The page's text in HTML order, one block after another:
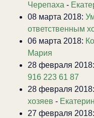
Черепаха -
08 марта 2018:
ответственным
06 марта 2018:
Мария
28 февраля 2018:
916 223 61 87
28 февраля 2018:
хозяев -
27 февраля 2018: